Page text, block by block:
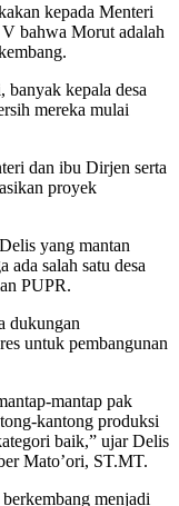
kepada Menteri
bahwa Morut adalah
kepala desa
mereka mulai
dan ibu Dirjen serta
proyek
yang mantan
salah satu desa
PUPR.
dukungan
untuk pembangunan
mantap pak
kantong produksi
baik,” ujar Delis
Mato’ori, ST.MT.
menjadi